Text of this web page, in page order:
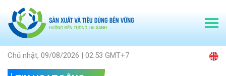
Chủ nhật, 09/08/2026 | 02:53 GMT+7